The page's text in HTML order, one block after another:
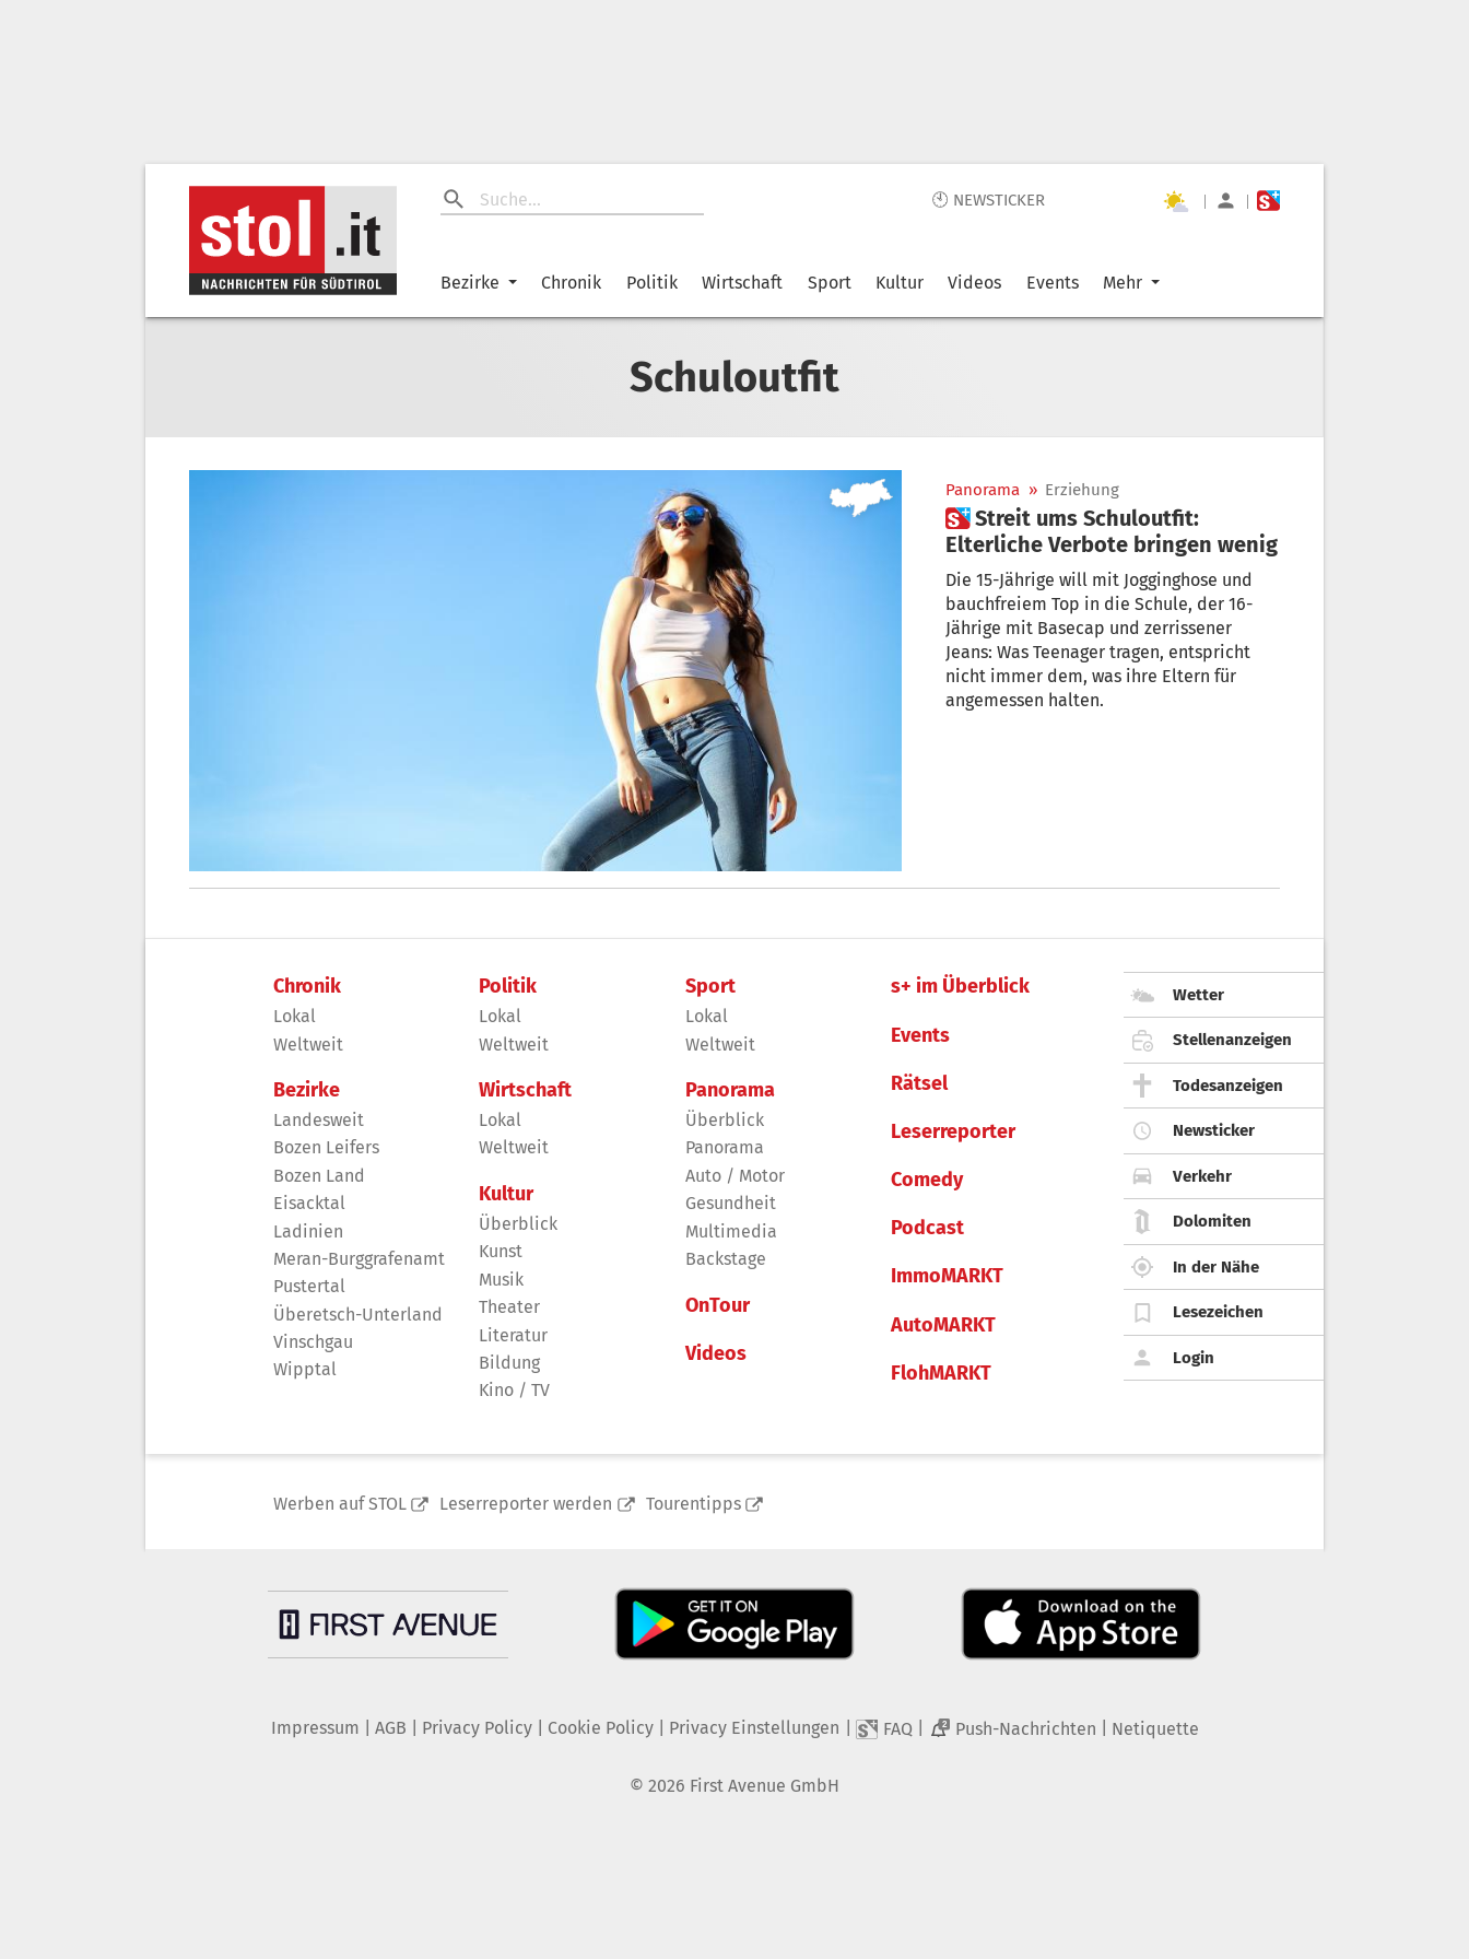
🕙 NEWSTICKER | |
Bezirke Chronik Politik Wirtschaft Sport Kultur Videos Events Mehr
Schuloutfit
Panorama » Erziehung
 Streit ums Schuloutfit:
Elterliche Verbote bringen wenig
Die 15-Jährige will mit Jogginghose und
bauchfreiem Top in die Schule, der 16-
Jährige mit Basecap und zerrissener
Jeans: Was Teenager tragen, entspricht
nicht immer dem, was ihre Eltern für
angemessen halten.
Chronik
Lokal
Weltweit
Bezirke
Landesweit
Bozen Leifers
Bozen Land
Eisacktal
Ladinien
Meran-Burggrafenamt
Pustertal
Überetsch-Unterland
Vinschgau
Wipptal
Politik
Lokal
Weltweit
Wirtschaft
Lokal
Weltweit
Kultur
Überblick
Kunst
Musik
Theater
Literatur
Bildung
Kino / TV
Sport
Lokal
Weltweit
Panorama
Überblick
Panorama
Auto / Motor
Gesundheit
Multimedia
Backstage
OnTour
Videos
s+ im Überblick
Events
Rätsel
Leserreporter
Comedy
Podcast
ImmoMARKT
AutoMARKT
FlohMARKT
Wetter
Stellenanzeigen
Todesanzeigen
Newsticker
Verkehr
Dolomiten
In der Nähe
Lesezeichen
Login
Werben auf STOL Leserreporter werden Tourentipps
Impressum AGB Privacy Policy| Cookie Policy| Privacy Einstellungen FAQ 2 Push-Nachrichten Netiquette
© 2026 First Avenue GmbH